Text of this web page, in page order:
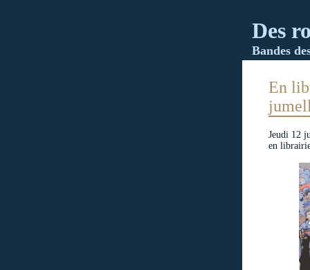
Des
Bandes
En
Jeudi 12
en